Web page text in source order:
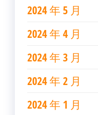
2024 年 5 月
2024 年 4 月
2024 年 3 月
2024 年 2 月
2024 年 1 月